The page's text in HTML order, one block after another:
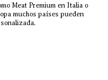
Meat Premium en Italia o
muchos países pueden